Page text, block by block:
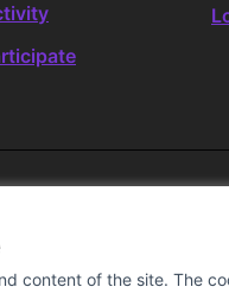
content of the site. The